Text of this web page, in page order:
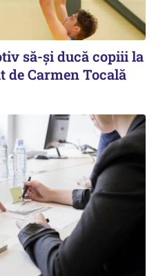
să-și ducă copiii la
de Carmen Tocală